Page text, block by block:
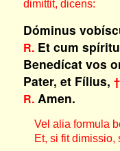
dimittit, dicens:
Dóminus
R.Et cum
Benedícat vos
Pater, et Fílius, †
R.Amen.
Vel alia formula
Et, si fit dimissio,